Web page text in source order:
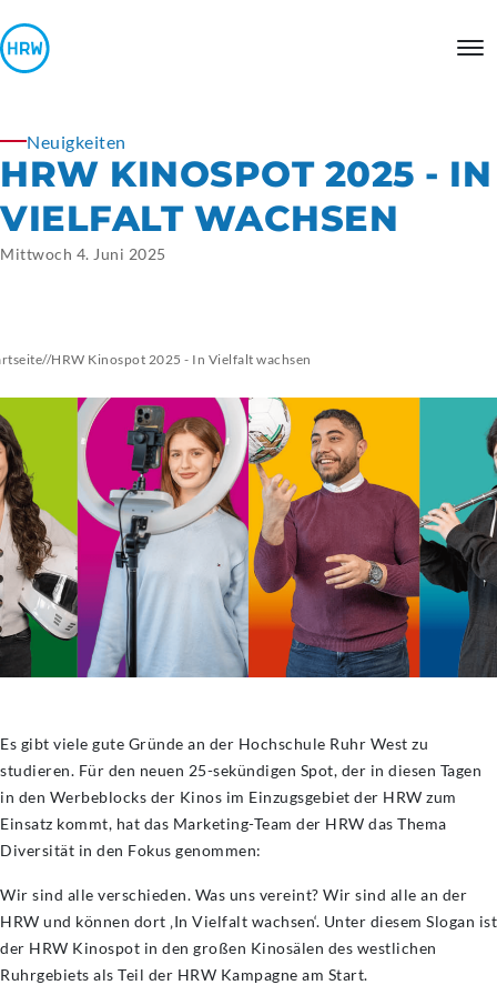
Neuigkeiten
HRW KINOSPOT 2025 - IN
VIELFALT WACHSEN
Mittwoch 4. Juni 2025
//HRW Kinospot 2025 - In Vielfalt wachsen
Es gibt viele gute Gründe an der Hochschule Ruhr West zu
studieren. Für den neuen 25-sekündigen Spot, der in diesen Tagen
in den Werbeblocks der Kinos im Einzugsgebiet der HRW zum
Einsatz kommt, hat das Marketing-Team der HRW das Thema
Diversität in den Fokus genommen:
Wir sind alle verschieden. Was uns vereint? Wir sind alle an der
HRW und können dort ‚In Vielfalt wachsen‘. Unter diesem Slogan ist
der HRW Kinospot in den großen Kinosälen des westlichen
Ruhrgebiets als Teil der HRW Kampagne am Start.